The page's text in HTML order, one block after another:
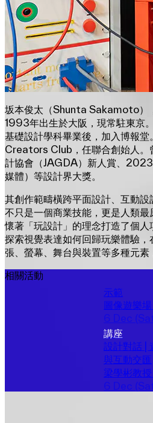
坂本俊太（Shunta Sakamoto）
1993年出生於大阪，現常駐東京
基礎設計學科畢業後，加入博報
Creators Club，任聯合創始人
計協會（JAGDA）新人賞、
媒體）等設計界大獎。
其創作範疇橫跨平面設計、互動
不只是一個商業技能，更是人類
懷著「玩設計」的理念打造了個
探索視覺表達如何回歸玩樂體驗
張、螢幕、舞台與裝置等多種元素
相關活動
示範
圖像遊樂
6 Dec
講座
設計對話 |
與互動交匯
梁學彬教授
6 Dec